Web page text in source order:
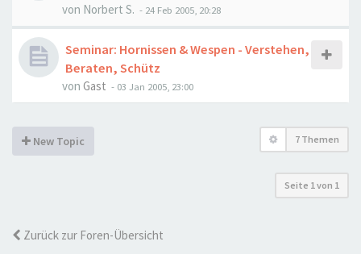
von Norbert S. - 24 Feb 2005, 20:28
Seminar: Hornissen & Wespen - Verstehen,
Beraten, Schütz
von Gast - 03 Jan 2005, 23:00
New Topic 7 Themen
Seite 1von 1
Zurück zur Foren-Übersicht